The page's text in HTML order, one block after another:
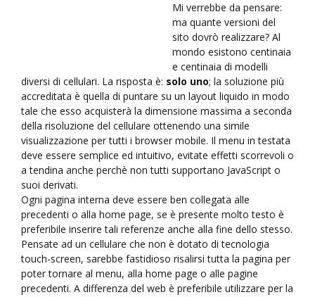
Mi verrebbe da pensare:
ma quante versioni del
sito dovrò realizzare? Al
mondo esistono centinaia
e centinaia di modelli
diversi di cellulari. La risposta è: solo uno; la soluzione più
accreditata è quella di puntare su un layout liquido in modo
tale che esso acquisterà la dimensione massima a seconda
della risoluzione del cellulare ottenendo una simile
visualizzazione per tutti i browser mobile. Il menu in testata
deve essere semplice ed intuitivo, evitate effetti scorrevoli o
a tendina anche perchè non tutti supportano JavaScript o
suoi derivati.
Ogni pagina interna deve essere ben collegata alle
precedenti o alla home page, se è presente molto testo è
preferibile inserire tali referenze anche alla fine dello stesso.
Pensate ad un cellulare che non è dotato di tecnologia
touch-screen, sarebbe fastidioso risalirsi tutta la pagina per
poter tornare al menu, alla home page o alle pagine
precedenti. A differenza del web è preferibile utilizzare per la